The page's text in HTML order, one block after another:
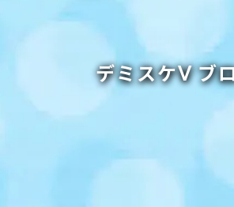
デミスケⅤ ブ